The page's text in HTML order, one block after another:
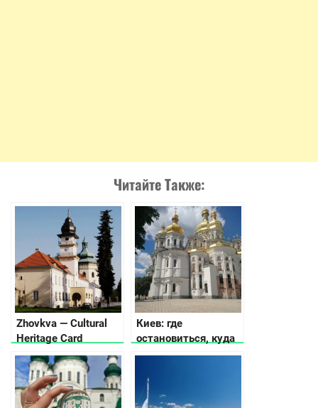
Читайте Также:
Zhovkva — Cultural
Heritage Card
Киев: где
остановиться, куда
пойти, что